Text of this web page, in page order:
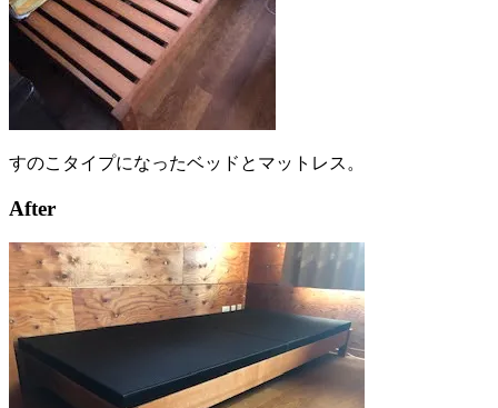
すのこタイプになったベッドとマットレス。
After